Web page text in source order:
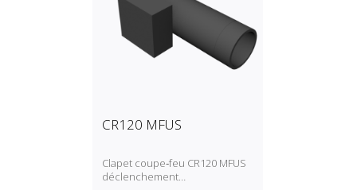
CR120 MFUS
Clapet coupe‑feu CR120 MFUS
déclenchement